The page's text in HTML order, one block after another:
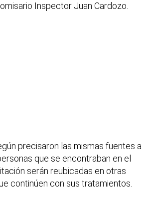
Inspector Juan Cardozo.
precisaron las mismas fuentes a
que se encontraban en el
serán reubicadas en otras
continúen con sus tratamientos.